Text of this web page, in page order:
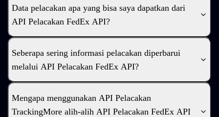
Data pelacakan apa yang bisa saya dapatkan dari
API Pelacakan FedEx API?
Seberapa sering informasi pelacakan diperbarui
melalui API Pelacakan FedEx API?
Mengapa menggunakan API Pelacakan
TrackingMore alih-alih API Pelacakan FedEx API